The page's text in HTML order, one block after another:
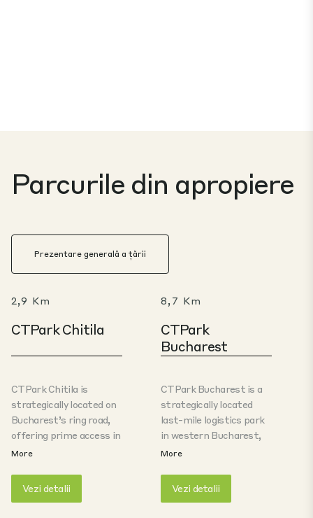
Parcurile din apropiere
Prezentare generală a țării
2,9 Km
CTPark Chitila
CTPark Chitila is
strategically located on
Bucharest’s ring road,
offering prime access in
the city’s northwest.
12 km from DN1 national
More
Vezi detalii
8,7 Km
CTPark
Bucharest
CTPark Bucharest is a
strategically located
last-mile logistics park
in western Bucharest,
with fast access to the
stations. Its location
More
Vezi detalii